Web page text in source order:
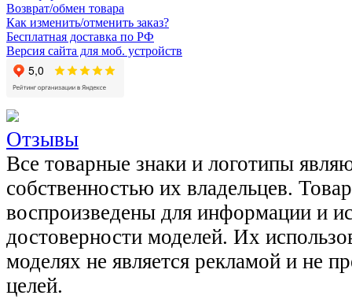
Возврат/обмен товара
Как изменить/отменить заказ?
Бесплатная доставка по РФ
Версия сайта для моб. устройств
Отзывы
Все товарные знаки и логотипы
собственностью их владельцев.
воспроизведены для информации и
достоверности моделей. Их
моделях не является рекламой и не
целей.